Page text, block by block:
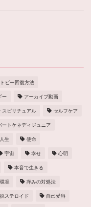
ピー回復方法
ー アーカイブ動画
スピリチュアル セルフケア
ートケネディジュニア
人生 使命
宇宙 幸せ 心明
本音で生きる
環境 痒みの対処法
脱ステロイド 自己受容